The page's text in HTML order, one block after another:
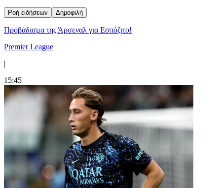
Ροή ειδήσεων Δημοφιλή
Προβάδισμα της Άρσεναλ για Εσπόζιτο!
Premier League
|
15:45